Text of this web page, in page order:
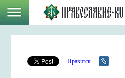
Нравится